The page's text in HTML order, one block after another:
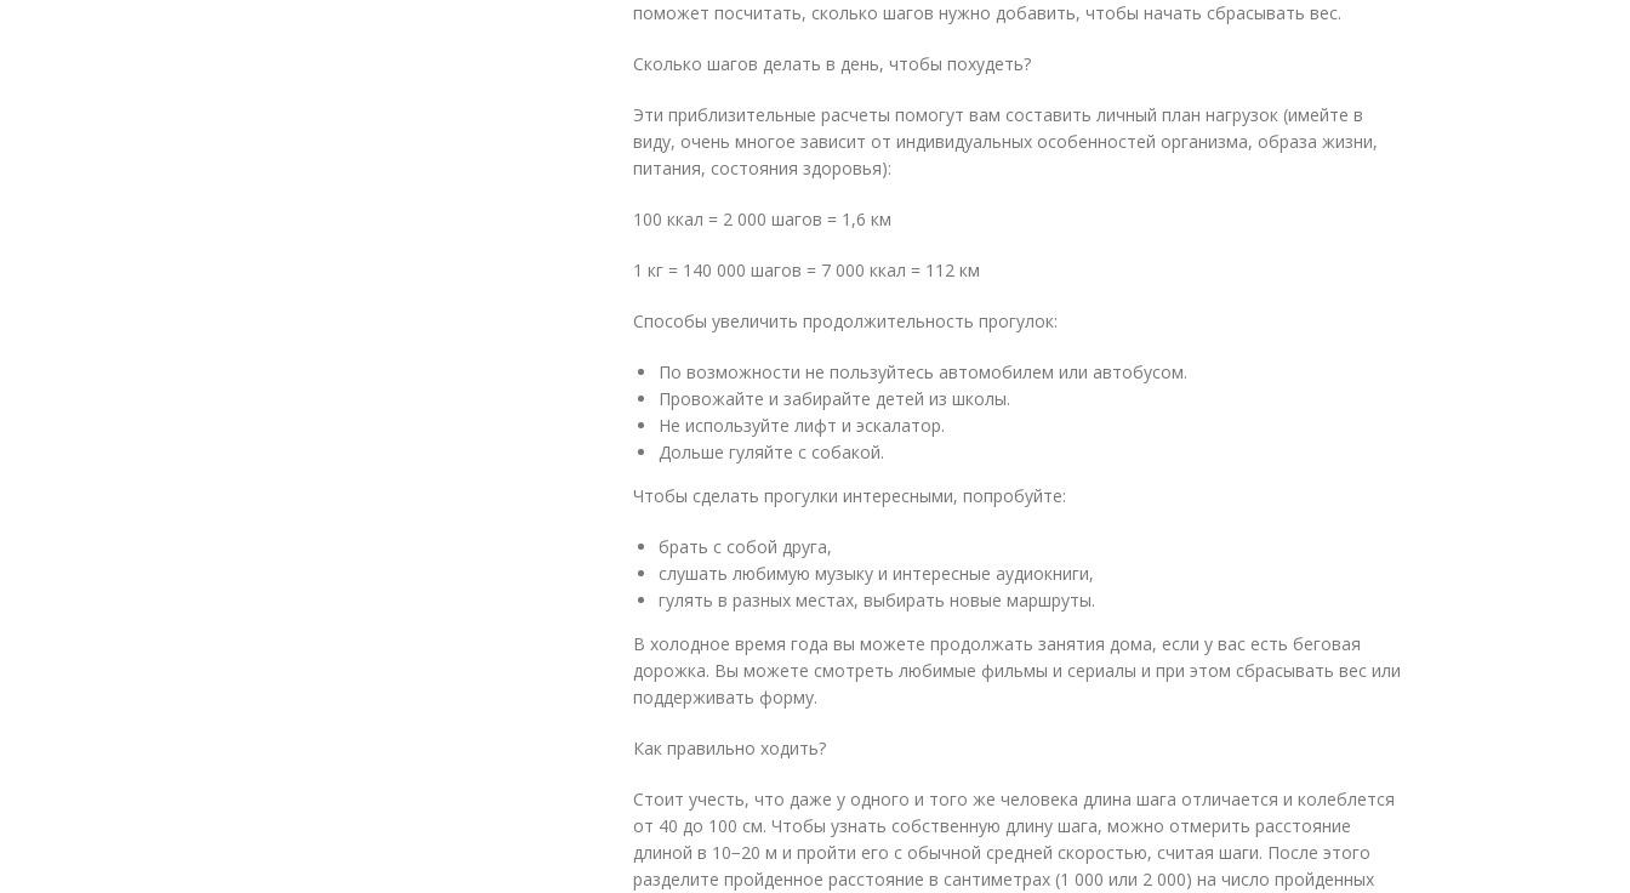
поможет посчитать, сколько шагов нужно добавить, чтобы начать сбрасывать вес.
Сколько шагов делать в день, чтобы похудеть?
Эти приблизительные расчеты помогут вам составить личный план нагрузок (имейте в
виду, очень многое зависит от индивидуальных особенностей организма, образа жизни,
питания, состояния здоровья):
100 ккал = 2 000 шагов = 1,6 км
1 кг = 140 000 шагов = 7 000 ккал = 112 км
Способы увеличить продолжительность прогулок:
По возможности не пользуйтесь автомобилем или автобусом.
Провожайте и забирайте детей из школы.
Не используйте лифт и эскалатор.
Дольше гуляйте с собакой.
Чтобы сделать прогулки интересными, попробуйте:
брать с собой друга,
слушать любимую музыку и интересные аудиокниги,
гулять в разных местах, выбирать новые маршруты.
В холодное время года вы можете продолжать занятия дома, если у вас есть беговая
дорожка. Вы можете смотреть любимые фильмы и сериалы и при этом сбрасывать вес или
поддерживать форму.
Как правильно ходить?
Стоит учесть, что даже у одного и того же человека длина шага отличается и колеблется
от 40 до 100 см. Чтобы узнать собственную длину шага, можно отмерить расстояние
длиной в 10−20 м и пройти его с обычной средней скоростью, считая шаги. После этого
разделите пройденное расстояние в сантиметрах (1 000 или 2 000) на число пройденных